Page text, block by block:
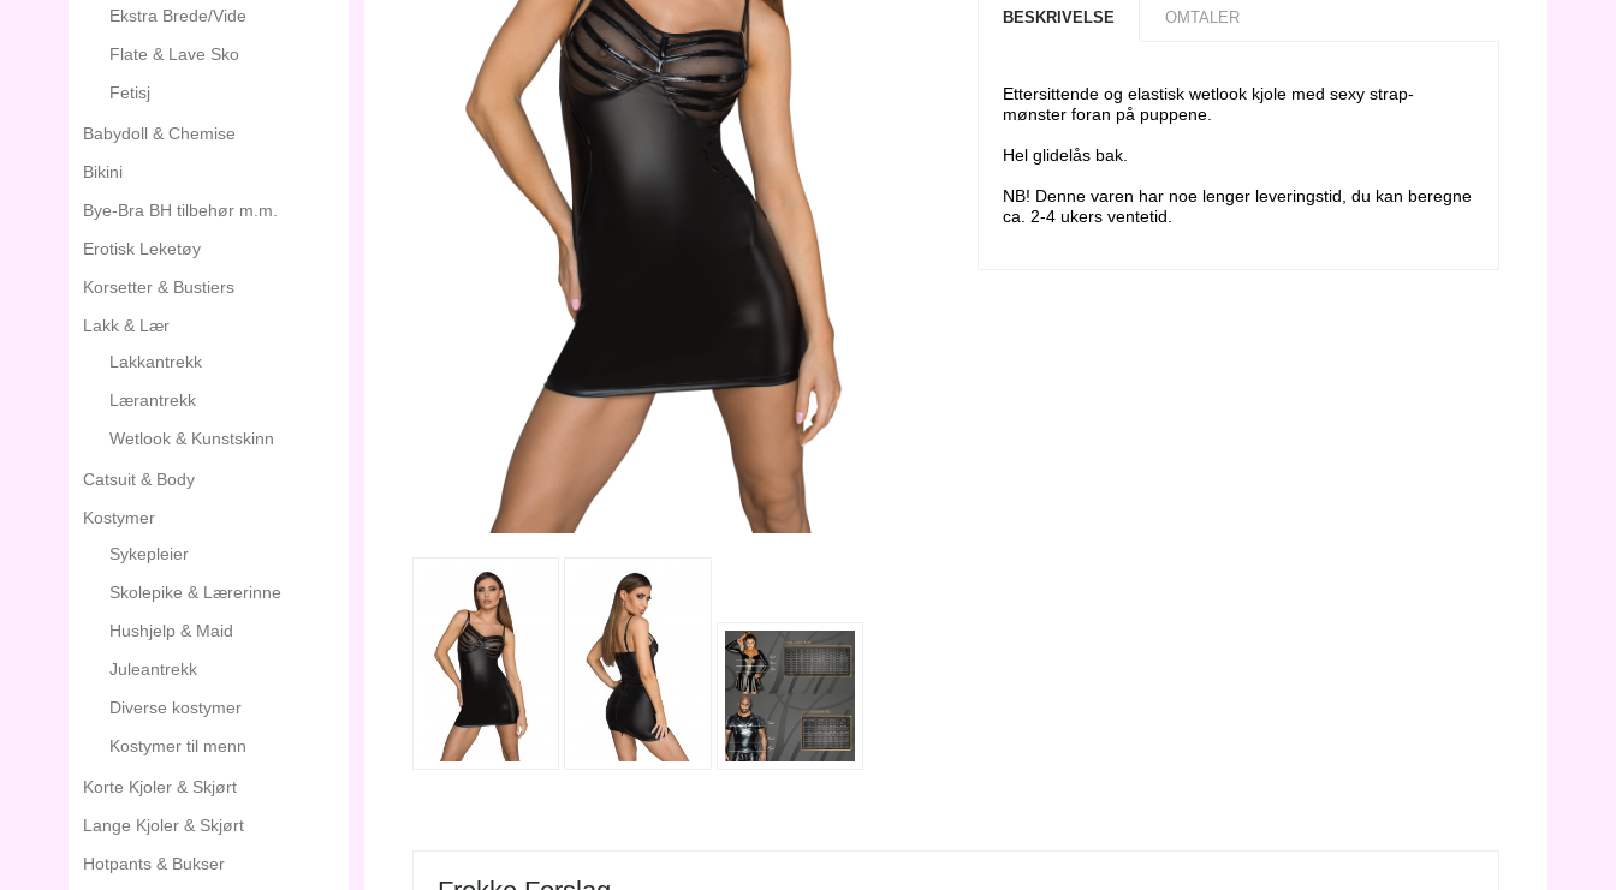
BESKRIVELSE OMTALER
Ettersittende og elastisk wetlook kjole med sexy strap-
mønster foran på puppene.
Hel glidelås bak.
NB! Denne varen har noe lenger leveringstid, du kan beregne
ca. 2-4 ukers ventetid.
Ekstra Brede/Vide
Flate & Lave Sko
Fetisj
Babydoll & Chemise
Bikini
Bye-Bra BH tilbehør m.m.
Erotisk Leketøy
Korsetter & Bustiers
Lakk & Lær
Lakkantrekk
Lærantrekk
Wetlook & Kunstskinn
Catsuit & Body
Kostymer
Sykepleier
Skolepike & Lærerinne
Hushjelp & Maid
Juleantrekk
Diverse kostymer
Kostymer til menn
Korte Kjoler & Skjørt
Lange Kjoler & Skjørt
Hotpants & Bukser